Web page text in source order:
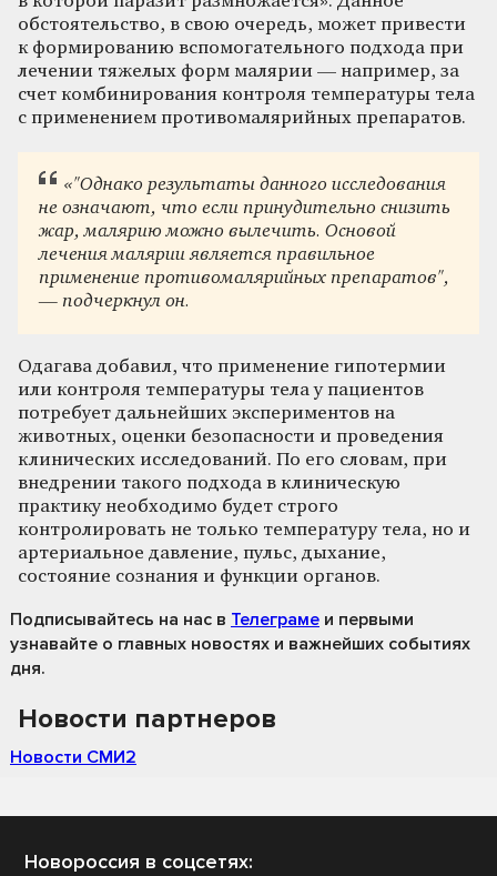
обстоятельство, в свою очередь, может привести
к формированию вспомогательного подхода при
лечении тяжелых форм малярии — например, за
счет комбинирования контроля температуры тела
с применением противомалярийных препаратов.
«"Однако результаты данного исследования
не означают, что если принудительно снизить
жар, малярию можно вылечить. Основой
лечения малярии является правильное
применение противомалярийных препаратов",
— подчеркнул он.
Одагава добавил, что применение гипотермии
или контроля температуры тела у пациентов
потребует дальнейших экспериментов на
животных, оценки безопасности и проведения
клинических исследований. По его словам, при
внедрении такого подхода в клиническую
практику необходимо будет строго
контролировать не только температуру тела, но и
артериальное давление, пульс, дыхание,
состояние сознания и функции органов.
Подписывайтесь на нас в Телеграме и первыми
узнавайте о главных новостях и важнейших событиях
дня.
Новости партнеров
Новости СМИ2
Новороссия в соцсетях: